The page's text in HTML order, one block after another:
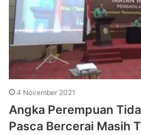
4 November 2021
Angka Perempuan
Pasca Bercerai Masih